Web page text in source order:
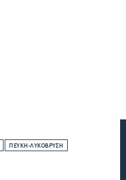
ΠΕΎΚΗ-ΛΥΚΌΒΡΥΣΗ